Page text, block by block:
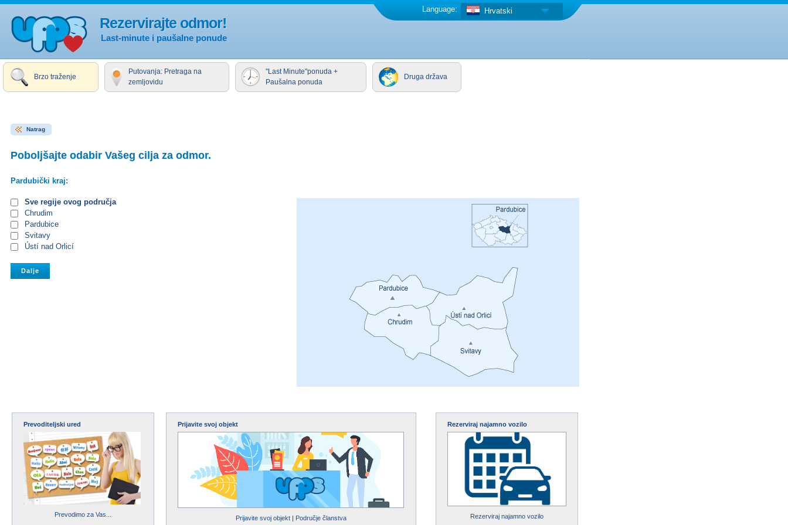
Rezervirajte odmor!
Last-minute i paušalne ponude
Hrvatski
Language:
Brzo traženje
Putovanja: Pretraga na
zemljovidu
"Last Minute"ponuda +
Paušalna ponuda
Druga država
Natrag
Poboljšajte odabir Vašeg cilja za odmor.
Pardubički kraj:
Sve regije ovog područja
Chrudim
Pardubice
Svitavy
Ústí nad Orlicí
Prevoditeljski ured
Prevodimo za Vas...
Prijavite svoj objekt
Prijavite svoj objekt| Područje članstva
Rezerviraj najamno vozilo
Rezerviraj najamno vozilo